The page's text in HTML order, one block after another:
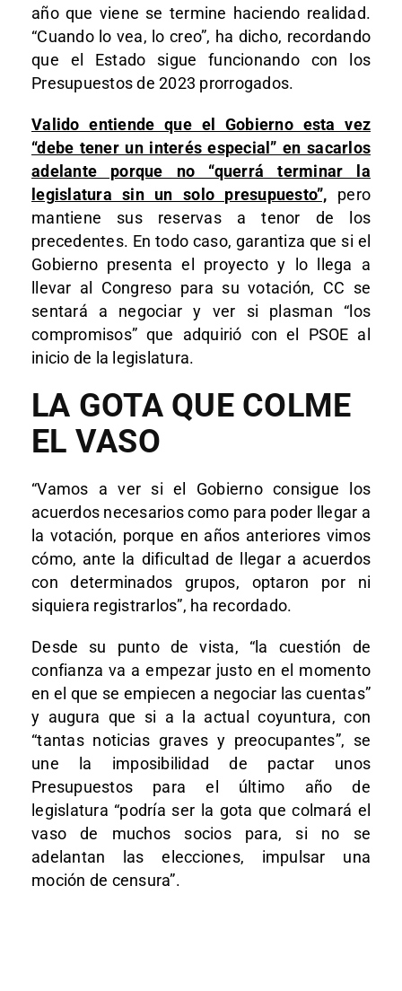
año que viene se termine haciendo realidad.
“Cuando lo vea, lo creo”, ha dicho, recordando
que el Estado sigue funcionando con los
Presupuestos de 2023 prorrogados.
Valido entiende que el Gobierno esta vez
“debe tener un interés especial” en sacarlos
adelante porque no “querrá terminar la
legislatura sin un solo presupuesto”, pero
mantiene sus reservas a tenor de los
precedentes. En todo caso, garantiza que si el
Gobierno presenta el proyecto y lo llega a
llevar al Congreso para su votación, CC se
sentará a negociar y ver si plasman “los
compromisos” que adquirió con el PSOE al
inicio de la legislatura.
LA GOTA QUE COLME
EL VASO
“Vamos a ver si el Gobierno consigue los
acuerdos necesarios como para poder llegar a
la votación, porque en años anteriores vimos
cómo, ante la dificultad de llegar a acuerdos
con determinados grupos, optaron por ni
siquiera registrarlos”, ha recordado.
Desde su punto de vista, “la cuestión de
confianza va a empezar justo en el momento
en el que se empiecen a negociar las cuentas”
y augura que si a la actual coyuntura, con
“tantas noticias graves y preocupantes”, se
une la imposibilidad de pactar unos
Presupuestos para el último año de
legislatura “podría ser la gota que colmará el
vaso de muchos socios para, si no se
adelantan las elecciones, impulsar una
moción de censura”.